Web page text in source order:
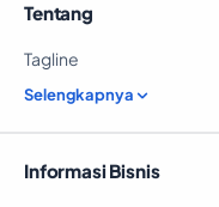
Tentang
Tagline
Selengkapnya
Informasi Bisnis